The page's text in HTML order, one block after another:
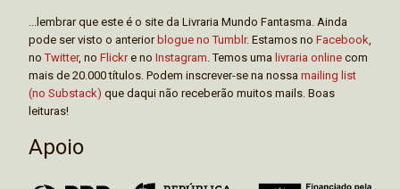
...lembrar que este é o site da Livraria Mundo Fantasma. Ainda
pode ser visto o anteriorblogue no Tumblr. Estamos no Facebook
noTwitter, no Flickre no Instagram . Temos uma livraria online com
mais de 20.000 títulos. Podem inscrever-se na nossa mailing list
(no Substack) que daqui não receberão muitos mails. Boas
leituras!
Apoio